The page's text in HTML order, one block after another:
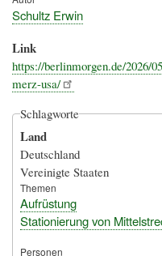
Schultz Erwin
Link
https://berlinmorgen.de/2026/
merz-usa/
Schlagworte
Land
Deutschland
Vereinigte Staaten
Themen
Aufrüstung
Stationierung von
Personen